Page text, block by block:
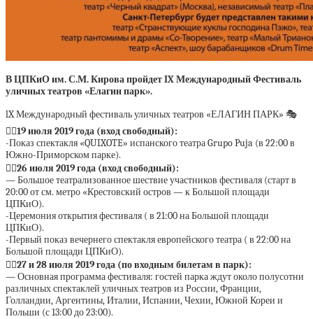
В ЦПКиО им. С.М. Кирова пройдет IX Международный Фестиваль
уличных театров «Елагин парк».
lX Международный фестиваль уличных театров «ЕЛАГИН ПАРК» 🎭
👉🏻19 июля 2019 года (вход свободный):
-Показ спектакля «QUIXOTE» испанского театра Grupo Puja (в 22:00 в
Южно-Приморском парке).
👉🏻26 июля 2019 года (вход свободный):
— Большое театрализованное шествие участников фестиваля (старт в
20:00 от см. метро «Крестовский остров — к Большой площади
ЦПКиО).
-Церемония открытия фестиваля ( в 21:00 на Большой площади
ЦПКиО).
-Первый показ вечернего спектакля европейского театра ( в 22:00 на
Большой площади ЦПКиО).
👉🏻27 и 28 июля 2019 года (по входным билетам в парк):
— Основная программа фестиваля: гостей парка ждут около полусотни
различных спектаклей уличных театров из России, Франции,
Голландии, Аргентины, Италии, Испании, Чехии, Южной Кореи и
Польши (с 13:00 до 23:00).